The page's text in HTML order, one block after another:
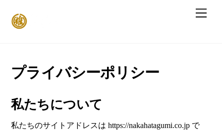
content
プライバシーポリシー
私たちについて
私たちのサイトアドレスは https://nakahatagumi.co.jp で